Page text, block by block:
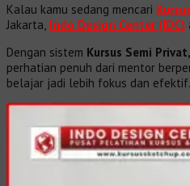
Kalau kamu sedang mencari
Jakarta, Indo Design Center (IDC)
Dengan sistem Kursus Semi Privat,
perhatian penuh dari mentor
belajar jadi lebih fokus dan efektif.